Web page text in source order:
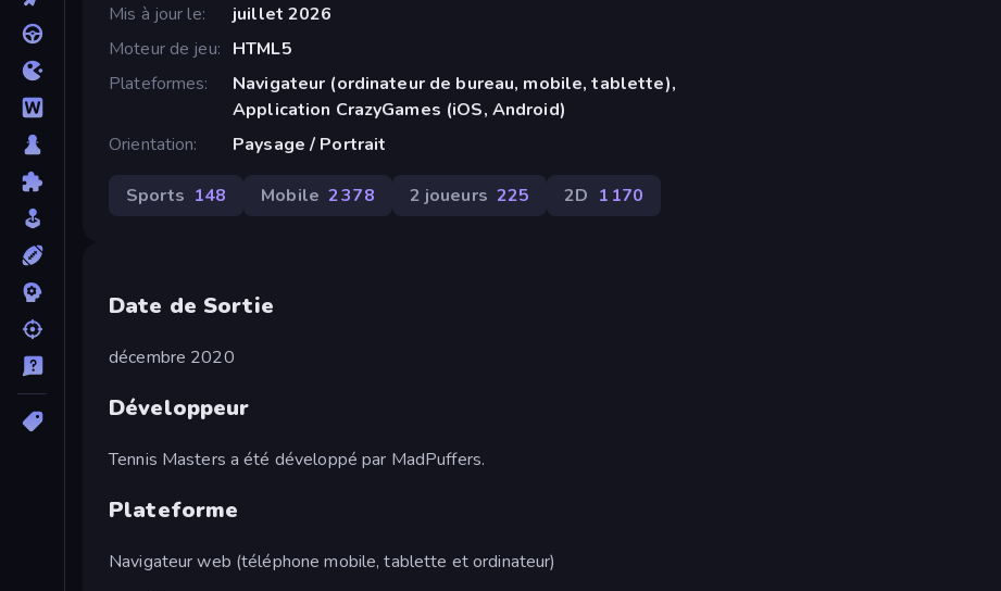
Mis à jour le
juillet 2026
Moteur de jeu
HTML5
Plateformes
Navigateur (ordinateur de bureau, mobile, tablette),
Application CrazyGames (iOS, Android)
Orientation
Paysage / Portrait
Sports 148 Mobile 2 378 2 joueurs 225 2D 1 170
Date de Sortie
décembre 2020
Développeur
Tennis Masters a été développé par MadPuffers.
Plateforme
Navigateur web (téléphone mobile, tablette et ordinateur)